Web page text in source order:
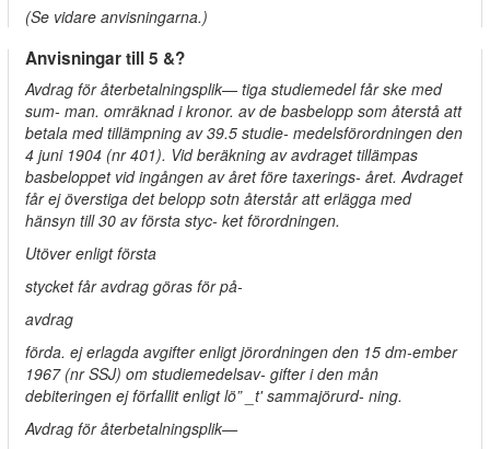
(Se vidare anvisningarna.)
Anvisningar till 5 &?
Avdrag för återbetalningsplik— tiga studiemedel får ske med
sum- man. omräknad i kronor. av de basbelopp som återstå att
betala med tillämpning av 39.5 studie- medelsförordningen den
4 juni 1904 (nr 401). Vid beräkning av avdraget tillämpas
basbeloppet vid ingången av året före taxerings- året. Avdraget
får ej överstiga det belopp sotn återstår att erlägga med
hänsyn till 30 av första styc- ket förordningen.
Utöver enligt första
stycket får avdrag göras för på-
avdrag
förda. ej erlagda avgifter enligt jörordningen den 15 dm-ember
1967 (nr SSJ) om studiemedelsav- gifter i den mån
debiteringen ej förfallit enligt lö” _t' sammajörurd- ning.
Avdrag för återbetalningsplik—